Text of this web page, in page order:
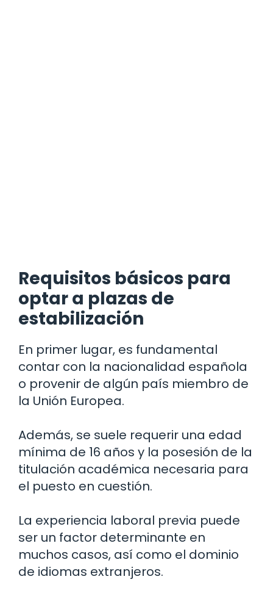
Requisitos básicos para
optar a plazas de
estabilización
En primer lugar, es fundamental
contar con la nacionalidad española
o provenir de algún país miembro de
la Unión Europea.
Además, se suele requerir una edad
mínima de 16 años y la posesión de la
titulación académica necesaria para
el puesto en cuestión.
La experiencia laboral previa puede
ser un factor determinante en
muchos casos, así como el dominio
de idiomas extranjeros.